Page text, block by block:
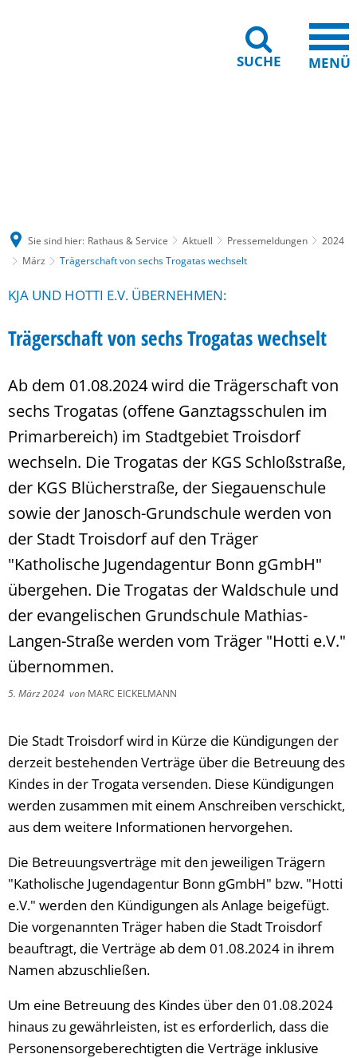
SUCHE MENÜ
Sie sind hier: Rathaus & Service Aktuell Pressemeldungen
2024
März
Trägerschaft von sechs Trogatas wechselt
KJA UND HOTTI E.V. ÜBERNEHMEN:
Trägerschaft von sechs Trogatas wechselt
Ab dem 01.08.2024 wird die Trägerschaft von
sechs Trogatas (offene Ganztagsschulen im
Primarbereich) im Stadtgebiet Troisdorf
wechseln. Die Trogatas der KGS Schloßstraße,
der KGS Blücherstraße, der Siegauenschule
sowie der Janosch-Grundschule werden von
der Stadt Troisdorf auf den Träger
"Katholische Jugendagentur Bonn gGmbH"
übergehen. Die Trogatas der Waldschule und
der evangelischen Grundschule Mathias-
Langen-Straße werden vom Träger "Hotti e.V."
übernommen.
5. März 2024 von MARC EICKELMANN
Die Stadt Troisdorf wird in Kürze die Kündigungen der
derzeit bestehenden Verträge über die Betreuung des
Kindes in der Trogata versenden. Diese Kündigungen
werden zusammen mit einem Anschreiben verschickt,
aus dem weitere Informationen hervorgehen.
Die Betreuungsverträge mit den jeweiligen Trägern
"Katholische Jugendagentur Bonn gGmbH" bzw. "Hotti
e.V." werden den Kündigungen als Anlage beigefügt.
Die vorgenannten Träger haben die Stadt Troisdorf
beauftragt, die Verträge ab dem 01.08.2024 in ihrem
Namen abzuschließen.
Um eine Betreuung des Kindes über den 01.08.2024
hinaus zu gewährleisten, ist es erforderlich, dass die
Personensorgeberechtigten die Verträge inklusive